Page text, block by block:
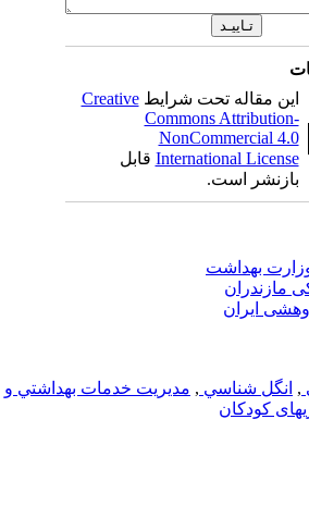
این مقاله تحت شرایطCreative
Commons
NonCommercial
Internationalقابل
بازنشر است.
بهداشت
ایران
, انگل شناسي , مديريت خدمات بهداشتي و
کودکان